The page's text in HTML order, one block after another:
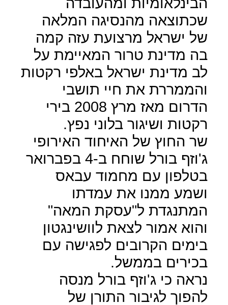
שכתוצאה מהנסיגה המלאה
של ישראל מרצועת עזה קמה
בה מדינת טרור המאיימת על
לב מדינת ישראל באלפי רקטות
והממררת את חיי תושבי
הדרום מאז מרץ 2008 בירי
רקטות ושיגור בלוני נפץ.
שר החוץ של האיחוד האירופי
ג'וזף בורל שוחח ב-4 בפברואר
בטלפון עם מחמוד עבאס
ושמע ממנו את עמדתו
המתנגדת ל"עסקת המאה"
והוא אמור לצאת לוושינגטון
בימים הקרובים לפגישה עם
בכירים בממשל.
נראה כי ג'וזף בורל מנסה
להפוך לגיבור התורן של